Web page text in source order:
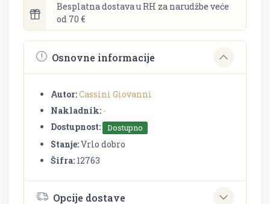
Besplatna dostava u RH za narudžbe veće
od 70 €
Osnovne informacije
Autor:Cassini Giovanni
Nakladnik: -
Dostupnost:
Dostupno
Stanje:Vrlo dobro
Šifra: 12763
Opcije dostave